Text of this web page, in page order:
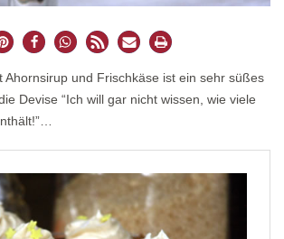
Ahornsirup und Frischkäse ist ein sehr süßes
Devise “Ich will gar nicht wissen, wie viele